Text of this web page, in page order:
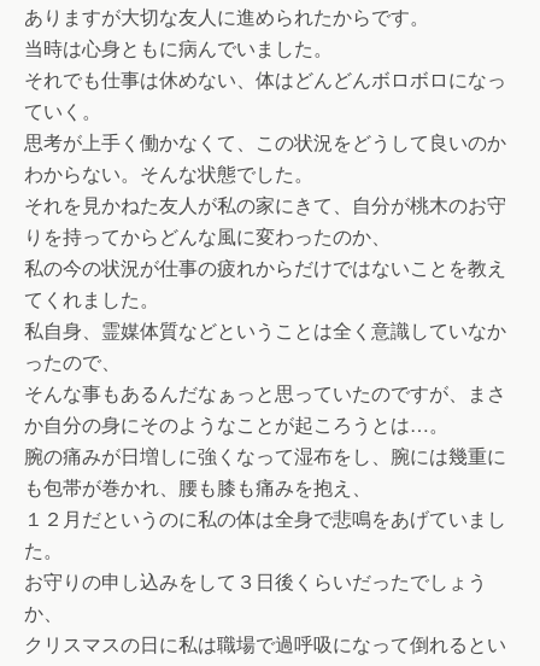
ありますが大切な友人に進められたからです。
当時は心身ともに病んでいました。
それでも仕事は休めない、体はどんどんボロボロになっ
ていく。
思考が上手く働かなくて、この状況をどうして良いのか
わからない。そんな状態でした。
それを見かねた友人が私の家にきて、自分が桃木のお守
りを持ってからどんな風に変わったのか、
私の今の状況が仕事の疲れからだけではないことを教え
てくれました。
私自身、霊媒体質などということは全く意識していなか
ったので、
そんな事もあるんだなぁっと思っていたのですが、まさ
か自分の身にそのようなことが起ころうとは…。
腕の痛みが日増しに強くなって湿布をし、腕には幾重に
も包帯が巻かれ、腰も膝も痛みを抱え、
１２月だというのに私の体は全身で悲鳴をあげていまし
た。
お守りの申し込みをして３日後くらいだったでしょう
か、
クリスマスの日に私は職場で過呼吸になって倒れるとい